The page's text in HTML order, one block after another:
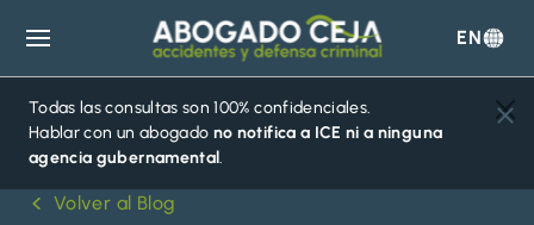
Abogado
Ceja
EN
Todas las consultas son 100% confidenciales.
Hablar con un abogado no notifica a ICE ni a ninguna
agencia gubernamental.
Volver al Blog